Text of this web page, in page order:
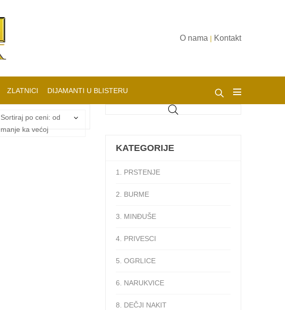
O nama | Kontakt
ZLATNICI DIJAMANTI U BLISTERU
Sortiraj po ceni: od
manje ka većoj
KATEGORIJE
1. PRSTENJE
2. BURME
3. MINĐUŠE
4. PRIVESCI
5. OGRLICE
6. NARUKVICE
8. DEČJI NAKIT